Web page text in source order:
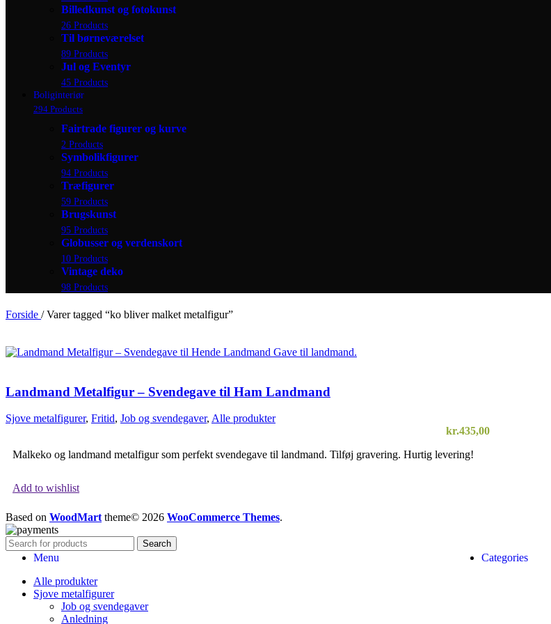
Billedkunst og fotokunst
26 Products
Til børneværelset
89 Products
Jul og Eventyr
45 Products
Boliginteriør
294 Products
Fairtrade figurer og kurve
2 Products
Symbolikfigurer
94 Products
Træfigurer
59 Products
Brugskunst
95 Products
Globusser og verdenskort
10 Products
Vintage deko
98 Products
Forside / Varer tagged “ko bliver malket metalfigur”
Landmand Metalfigur – Svendegave til Ham Landmand
Sjove metalfigurer, Fritid, Job og svendegaver, Alle produkter
kr.435,00
Malkeko og landmand metalfigur som perfekt svendegave til landmand. Tilføj gravering. Hurtig levering!
Add to wishlist
Based on WoodMart theme© 2026 WooCommerce Themes.
Search
Menu
Categories
Alle produkter
Sjove metalfigurer
Job og svendegaver
Anledning